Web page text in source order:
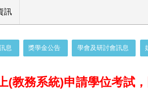
訊
息 獎學金公告 學會及研討會訊息
(教務系統)申請學位考試